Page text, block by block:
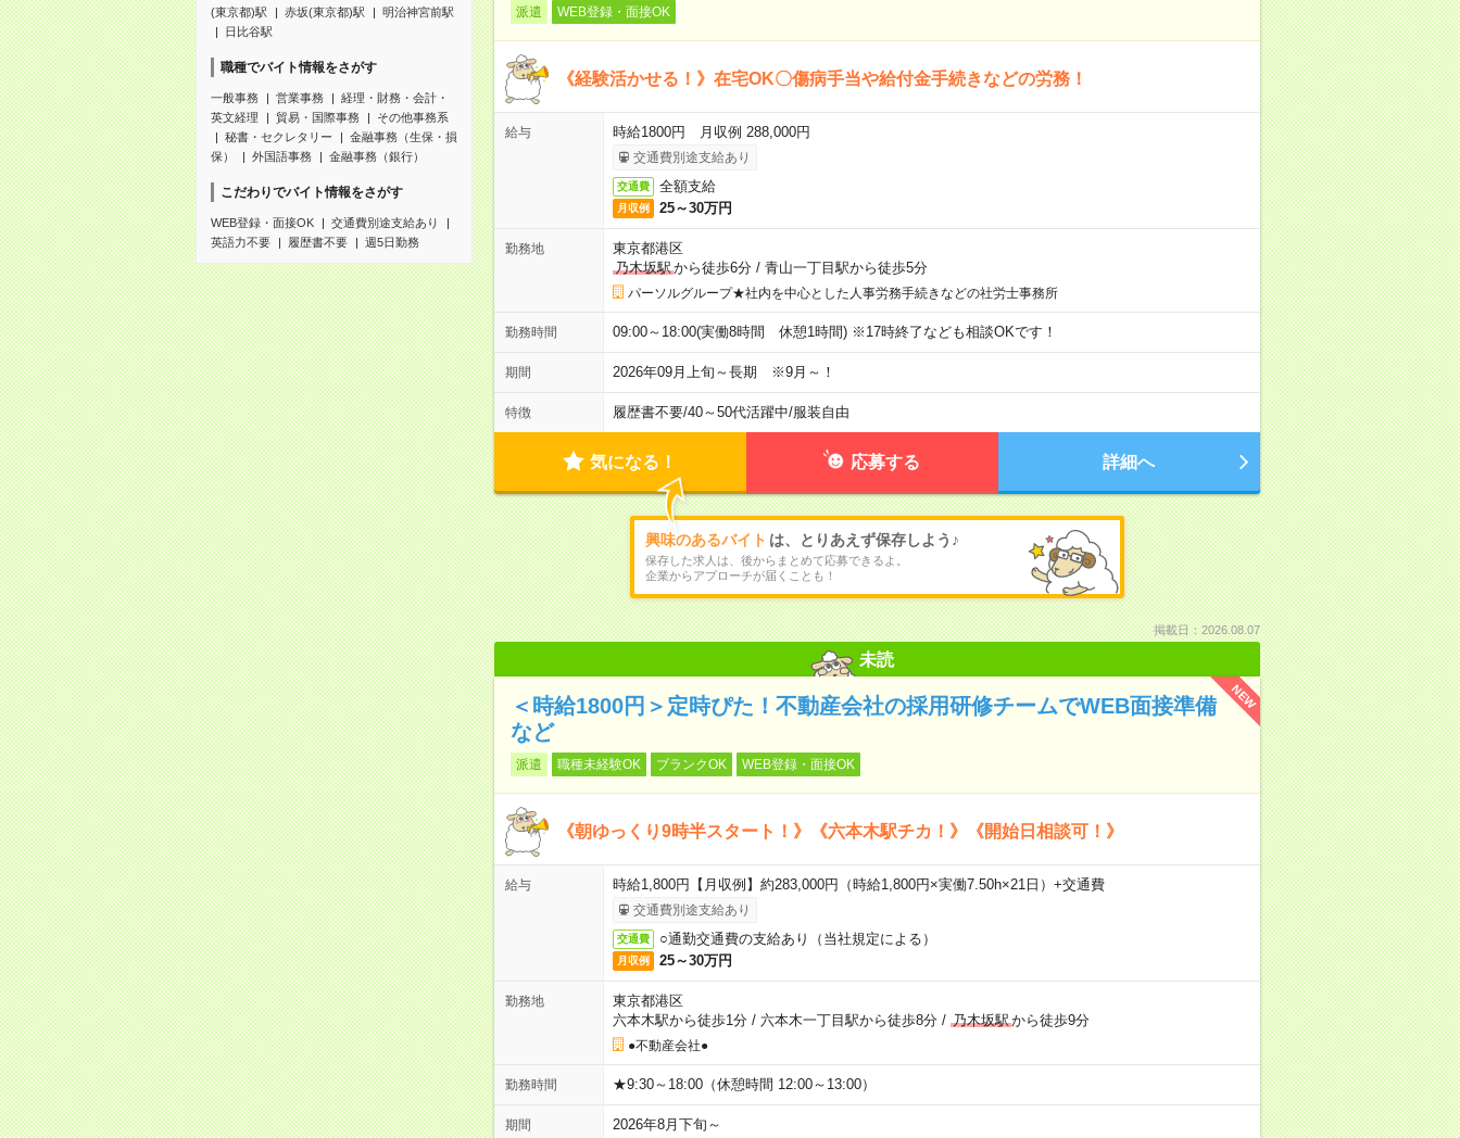
(東京都)駅
赤坂(東京都)駅
明治神宮前駅
日比谷駅
職種でバイト情報をさがす
一般事務 営業事務
経理・財務・会計・
英文経理
貿易・国際事務
その他事務系
秘書・セクレタリー
金融事務（生保・損
保）
外国語事務 金融事務（銀行）
こだわりでバイト情報をさがす
WEB登録・面接OK
交通費別途支給あり
英語力不要
履歴書不要 週5日勤務
派遣 WEB登録・面接OK
《経験活かせる！》在宅OK〇傷病手当や給付金手続きなどの労務！
給与 時給1800円 月収例 288,000円
交通費別途支給あり
交通費 全額支給
月収例 25～30万円
勤務地
東京都港区
乃木坂駅から徒歩6分/ 青山一丁目駅から徒歩5分
パーソルグループ★社内を中心とした人事労務手続きなどの社労士事務所
勤務時間 09:00～18:00(実働8時間 休憩1時間) ※17時終了なども相談OKです！
期間 2026年09月上旬～長期 ※9月～！
特徴 履歴書不要/40～50代活躍中/服装自由
気になる！ 応募する 詳細へ
興味のあるバイト は、とりあえず保存しよう♪
保存した求人は、後からまとめて応募できるよ。
企業からアプローチが届くことも！
掲載日：2026.08.07
未読
NEW
＜時給1800円＞定時ぴた！不動産会社の採用研修チームでWEB面接準備
など
派遣 職種未経験OK ブランクOK WEB登録・面接OK
《朝ゆっくり9時半スタート！》《六本木駅チカ！》《開始日相談可！》
給与 時給1,800円【月収例】約283,000円（時給1,800円×実働7.50h×21日）+交通費
交通費別途支給あり
交通費 ○通勤交通費の支給あり（当社規定による）
月収例 25～30万円
勤務地
東京都港区
六本木駅から徒歩1分/ 六本木一丁目駅から徒歩8分/ 乃木坂駅から徒歩9分
●不動産会社●
勤務時間 ★9:30～18:00（休憩時間 12:00～13:00）
期間 2026年8月下旬～